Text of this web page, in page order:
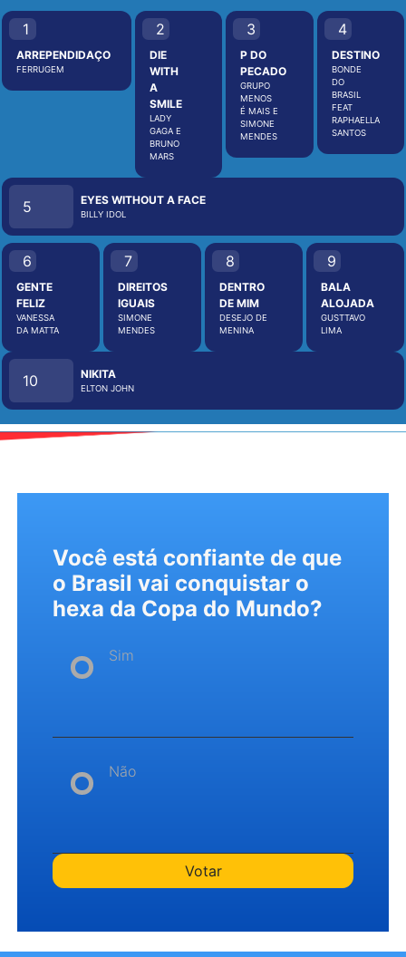
1
ARREPENDIDAÇO
FERRUGEM
2
DIE
WITH
A
SMILE
LADY
GAGA E
BRUNO
MARS
3
P DO
PECADO
GRUPO
MENOS
É MAIS E
SIMONE
MENDES
4
DESTINO
BONDE
DO
BRASIL
FEAT
RAPHAELLA
SANTOS
5 EYES WITHOUT A FACE
BILLY IDOL
6
GENTE
FELIZ
VANESSA
DA MATTA
7
DIREITOS
IGUAIS
SIMONE
MENDES
8
DENTRO
DE MIM
DESEJO DE
MENINA
9
BALA
ALOJADA
GUSTTAVO
LIMA
10 NIKITA
ELTON JOHN
Você está confiante de que
o Brasil vai conquistar o
hexa da Copa do Mundo?
Sim
Não
Votar